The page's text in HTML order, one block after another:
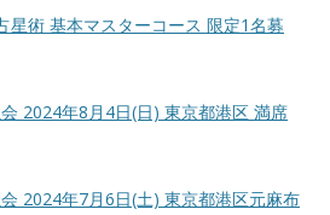
星術 基本マスターコース 限定1名募
2024年8月4日(日) 東京都港区 満席
2024年7月6日(土) 東京都港区元麻布